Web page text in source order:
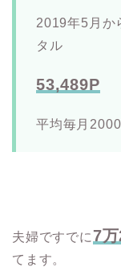
2019年5月か
タル
53,489P
平均毎月
夫婦ですでに 7
てます。